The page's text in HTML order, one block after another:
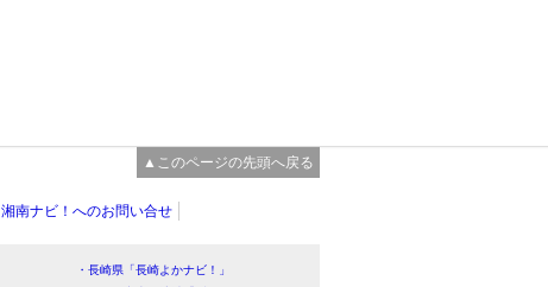
▲このページの先頭へ戻る
湘南ナビ！へのお問い合せ
・長崎県「長崎よかナビ！」